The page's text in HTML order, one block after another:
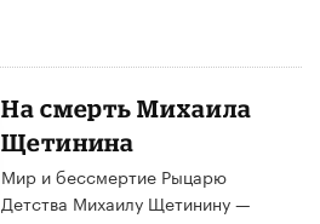
​На смерть Михаила
Щетинина
Мир и бессмертие Рыцарю
Детства Михаилу Щетинину —